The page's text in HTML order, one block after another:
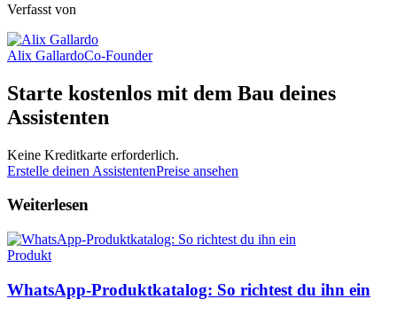
Verfasst von
Alix GallardoCo-Founder
Starte kostenlos mit dem Bau deines
Assistenten
Keine Kreditkarte erforderlich.
Erstelle deinen AssistentenPreise ansehen
Weiterlesen
Produkt
WhatsApp-Produktkatalog: So richtest du ihn ein